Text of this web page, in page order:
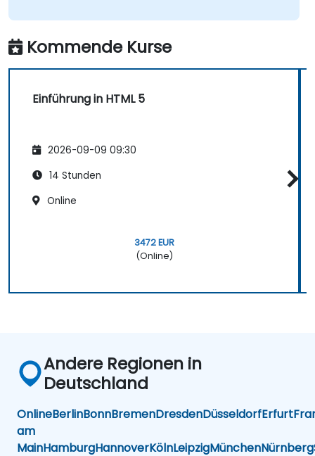
Kommende Kurse
Einführung in HTML 5
2026-09-09 09:30
14 Stunden
Online
3472 EUR
(Online)
Andere Regionen in
Deutschland
OnlineBerlinBonnBremenDresdenDüsseldorfErfurt
am
MainHamburgHannoverKölnLeipzigMünchenNürnberg